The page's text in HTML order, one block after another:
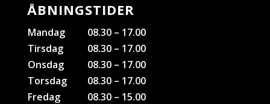
ÅBNINGSTIDER
Mandag
08.30 – 17.00
Tirsdag
08.30 – 17.00
Onsdag
08.30 – 17.00
Torsdag
08.30 – 17.00
Fredag
08.30 – 15.00